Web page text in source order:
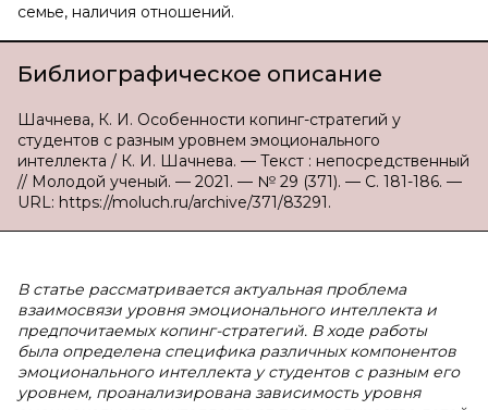
семье, наличия отношений.
Библиографическое описание
Шачнева, К. И. Особенности копинг-стратегий у
студентов с разным уровнем эмоционального
интеллекта / К. И. Шачнева. — Текст : непосредственный
// Молодой ученый. — 2021. — № 29 (371). — С. 181-186. —
URL: https://moluch.ru/archive/371/83291.
В статье рассматривается актуальная проблема
взаимосвязи уровня эмоционального интеллекта и
предпочитаемых копинг-стратегий. В ходе работы
была определена специфика различных компонентов
эмоционального интеллекта у студентов с разным его
уровнем, проанализирована зависимость уровня